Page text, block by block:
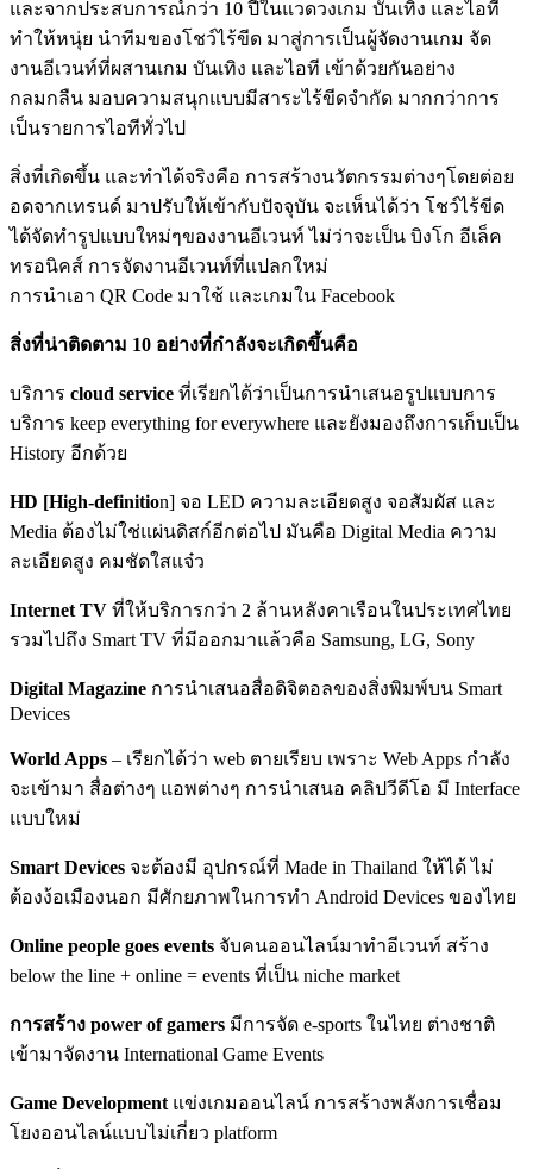
และจากประสบการณ์กว่า 10 ปีในแวดวงเกม บันเทิง และไอที
ทำให้หนุ่ย นำทีมของโชว์ไร้ขีด มาสู่การเป็นผู้จัดงานเกม จัด
งานอีเวนท์ที่ผสานเกม บันเทิง และไอที เข้าด้วยกันอย่าง
กลมกลืน มอบความสนุกแบบมีสาระไร้ขีดจำกัด มากกว่าการ
เป็นรายการไอทีทั่วไป
สิ่งที่เกิดขึ้น และทำได้จริงคือ การสร้างนวัตกรรมต่างๆโดยต่อย
อดจากเทรนด์ มาปรับให้เข้ากับปัจจุบัน จะเห็นได้ว่า โชว์ไร้ขีด
ได้จัดทำรูปแบบใหม่ๆของงานอีเวนท์ ไม่ว่าจะเป็น บิงโก อีเล็ค
ทรอนิคส์ การจัดงานอีเวนท์ที่แปลกใหม่
การนำเอา QR Code มาใช้ และเกมใน Facebook
สิ่งที่น่าติดตาม 10 อย่างที่กำลังจะเกิดขึ้นคือ
บริการ cloud service ที่เรียกได้ว่าเป็นการนำเสนอรูปแบบการ
บริการ keep everything for everywhere และยังมองถึงการเก็บเป็น
History อีกด้วย
HD [High-definition] จอ LED ความละเอียดสูง จอสัมผัส และ
Media ต้องไม่ใช่แผ่นดิสก์อีกต่อไป มันคือ Digital Media ความ
ละเอียดสูง คมชัดใสแจ๋ว
Internet TV ที่ให้บริการกว่า 2 ล้านหลังคาเรือนในประเทศไทย
รวมไปถึง Smart TV ที่มีออกมาแล้วคือ Samsung, LG, Sony
Digital Magazine การนำเสนอสื่อดิจิตอลของสิ่งพิมพ์บน Smart
Devices
World Apps – เรียกได้ว่า web ตายเรียบ เพราะ Web Apps กำลัง
จะเข้ามา สื่อต่างๆ แอพต่างๆ การนำเสนอ คลิปวีดีโอ มี Interface
แบบใหม่
Smart Devices จะต้องมี อุปกรณ์ที่ Made in Thailand ให้ได้ ไม่
ต้องง้อเมืองนอก มีศักยภาพในการทำ Android Devices ของไทย
Online people goes events จับคนออนไลน์มาทำอีเวนท์ สร้าง
below the line + online = events ที่เป็น niche market
การสร้าง power of gamers มีการจัด e-sports ในไทย ต่างชาติ
เข้ามาจัดงาน International Game Events
Game Development แข่งเกมออนไลน์ การสร้างพลังการเชื่อม
โยงออนไลน์แบบไม่เกี่ยว platform